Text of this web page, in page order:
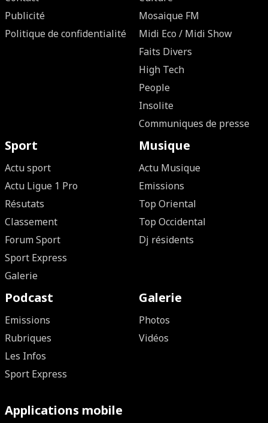
Publicité
Politique de confidentialité
Mosaique FM
Midi Eco / Midi Show
Faits Divers
High Tech
People
Insolite
Communiques de presse
Sport
Actu sport
Actu Ligue 1 Pro
Résutats
Classement
Forum Sport
Sport Express
Galerie
Musique
Actu Musique
Emissions
Top Oriental
Top Occidental
Dj résidents
Podcast
Emissions
Rubriques
Les Infos
Sport Express
Galerie
Photos
Vidéos
Applications mobile